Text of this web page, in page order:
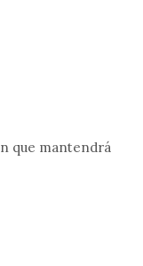
que mantendrá